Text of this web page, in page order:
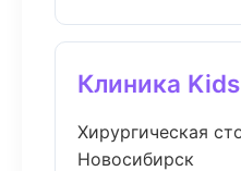
Клиника
Хирургическая
Новосибирск